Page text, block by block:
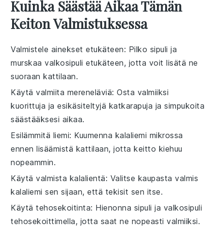
Kuinka Säästää Aikaa Tämän
Keiton Valmistuksessa
Valmistele ainekset etukäteen: Pilko sipuli ja
murskaavalkosipuli etukäteen, jotta voit lisätä ne
suoraan kattilaan.
Käytä valmiita mereneläviä: Osta valmiiksi
kuorittuja ja esikäsiteltyjä katkarapuja jasimpukoita
säästääksesi aikaa.
Esilämmitä liemi: Kuumenna kalaliemi mikrossa
ennen lisäämistä kattilaan, jotta keitto kiehuu
nopeammin.
Käytä valmista kalalientä: Valitse kaupasta valmis
kalaliemi sen sijaan, että tekisit sen itse.
Käytä tehosekoitinta: Hienonna sipuli ja valkosipuli
tehosekoittimella, jotta saat ne nopeasti valmiiksi.